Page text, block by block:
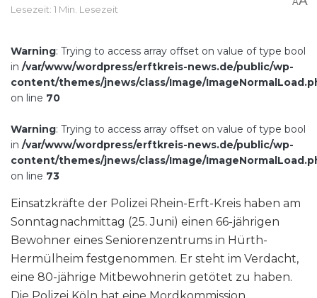
Lesezeit: 1 Min. Lesezeit
Warning: Trying to access array offset on value of type bool
in /var/www/wordpress/erftkreis-news.de/public/wp-
content/themes/jnews/class/Image/
on line 70
Warning: Trying to access array offset on value of type bool
in /var/www/wordpress/erftkreis-news.de/public/wp-
content/themes/jnews/class/Image/
on line 73
Einsatzkräfte der Polizei Rhein-Erft-Kreis haben am
Sonntagnachmittag (25. Juni) einen 66-jährigen
Bewohner eines Seniorenzentrums in Hürth-
Hermülheim festgenommen. Er steht im Verdacht,
eine 80-jährige Mitbewohnerin getötet zu haben.